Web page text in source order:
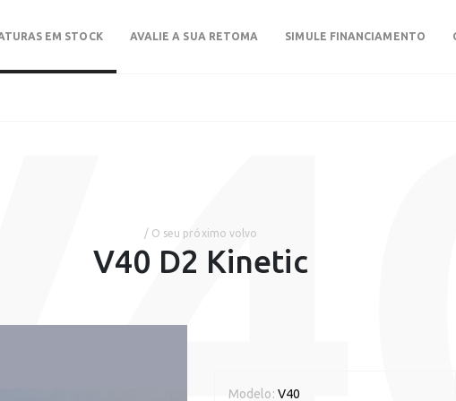
EM STOCK AVALIE A SUA RETOMA SIMULE FINANCIAMENTO
/ O seu próximo volvo
V40 D2 Kinetic
Modelo: V40